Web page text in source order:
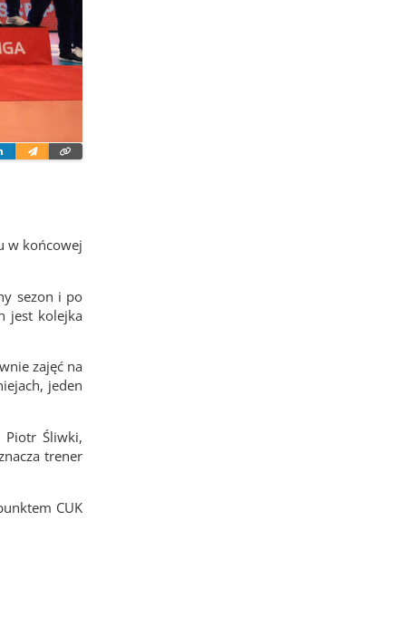
LinkedinWyślij
e-
link
w końcowej
sezon i po
jest kolejka
zajęć na
jeden
Piotr Śliwki,
trener
CUK